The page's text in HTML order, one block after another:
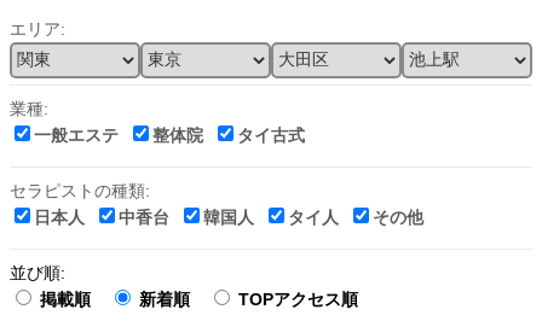
エリア:
業種:
一般エステ
整体院 タイ古式
セラピストの種類:
日本人
中香台 韓国人 タイ人 その他
並び順:
掲載順
新着順 TOPアクセス順